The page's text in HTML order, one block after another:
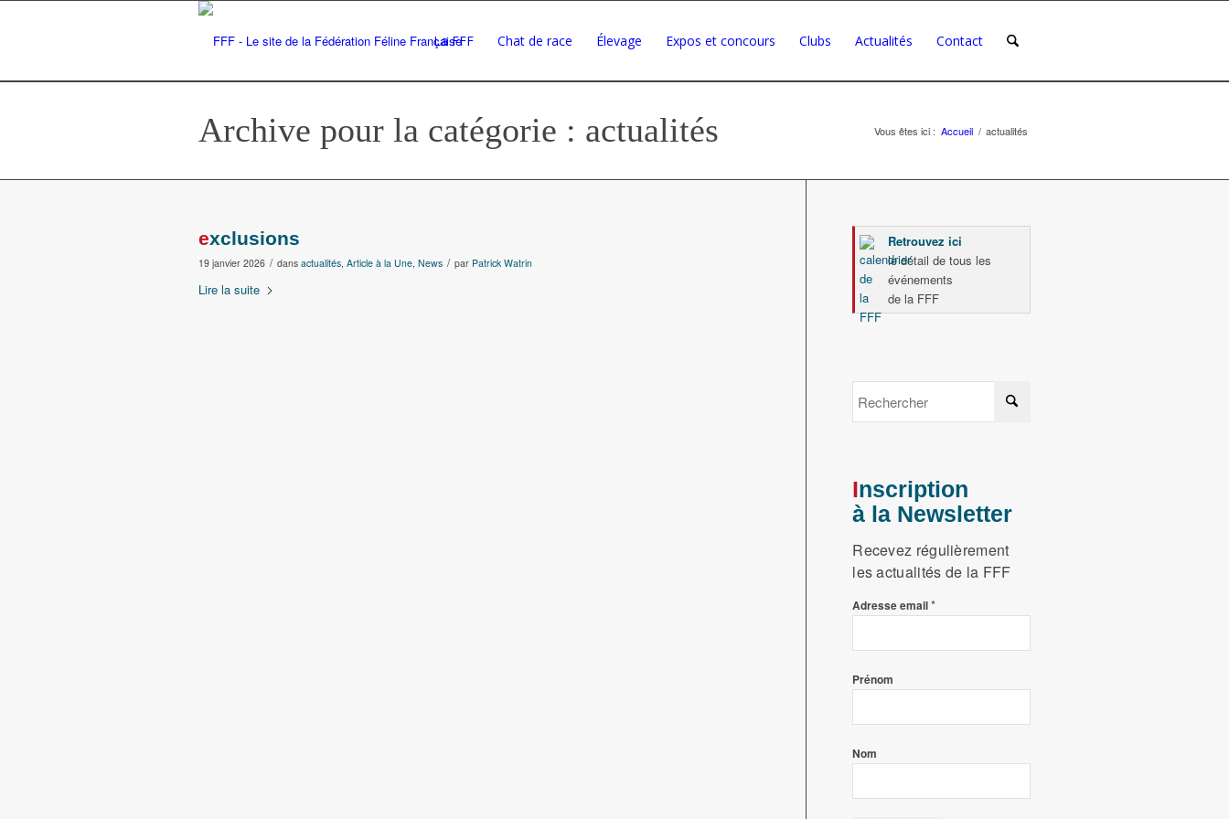
La FFF Chat de race Élevage Expos et concours Clubs Actualités Contact
Archive pour la catégorie : actualités Vous êtes ici : Accueil / actualités
exclusions
19 janvier 2026 / dans actualités, Article à la Une, News / par Patrick Watrin
Lire la suite
Retrouvez ici
le détail de tous les
événements
de la FFF
Inscription
à la Newsletter
Recevez régulièrement
les actualités de la FFF
Adresse email*
Prénom
Nom